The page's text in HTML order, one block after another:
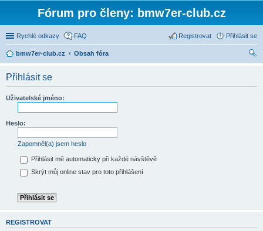
Fórum pro členy: bmw7er-club.cz
Rychlé odkazy FAQ Přihlásit se
Registrovat
bmw7er-club.cz
Obsah fóra
Přihlásit se
Uživatelské jméno:
Heslo:
Zapomněl(a) jsem heslo
Přihlásit mě automaticky při každé návštěvě
Skrýt můj online stav pro toto přihlášení
REGISTROVAT